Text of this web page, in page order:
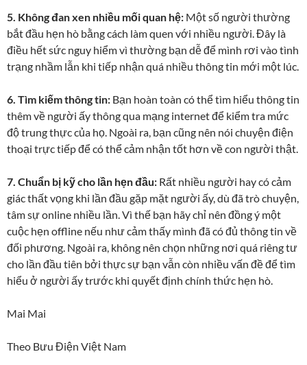
5. Không đan xen nhiều mối quan hệ: Một số người thường
bắt đầu hẹn hò bằng cách làm quen với nhiều người. Đây là
điều hết sức nguy hiểm vì thường bạn dễ để mình rơi vào tình
trạng nhầm lẫn khi tiếp nhận quá nhiều thông tin mới một lúc.
6. Tìm kiếm thông tin: Bạn hoàn toàn có thể tìm hiểu thông tin
thêm về người ấy thông qua mạng internet để kiểm tra mức
độ trung thực của họ. Ngoài ra, bạn cũng nên nói chuyện điện
thoại trực tiếp để có thể cảm nhận tốt hơn về con người thật.
7. Chuẩn bị kỹ cho lần hẹn đầu: Rất nhiều người hay có cảm
giác thất vọng khi lần đầu gặp mặt người ấy, dù đã trò chuyện,
tâm sự online nhiều lần. Vì thế bạn hãy chỉ nên đồng ý một
cuộc hẹn offline nếu như cảm thấy mình đã có đủ thông tin về
đối phương. Ngoài ra, không nên chọn những nơi quá riêng tư
cho lần đầu tiên bởi thực sự bạn vẫn còn nhiều vấn đề để tìm
hiểu ở người ấy trước khi quyết định chính thức hẹn hò.
Mai Mai
Theo Bưu Điện Việt Nam